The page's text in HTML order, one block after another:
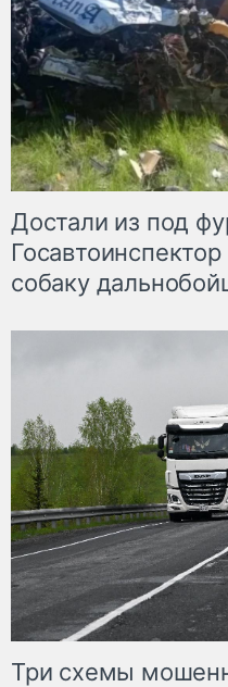
Достали из под
собаку
Три схемы